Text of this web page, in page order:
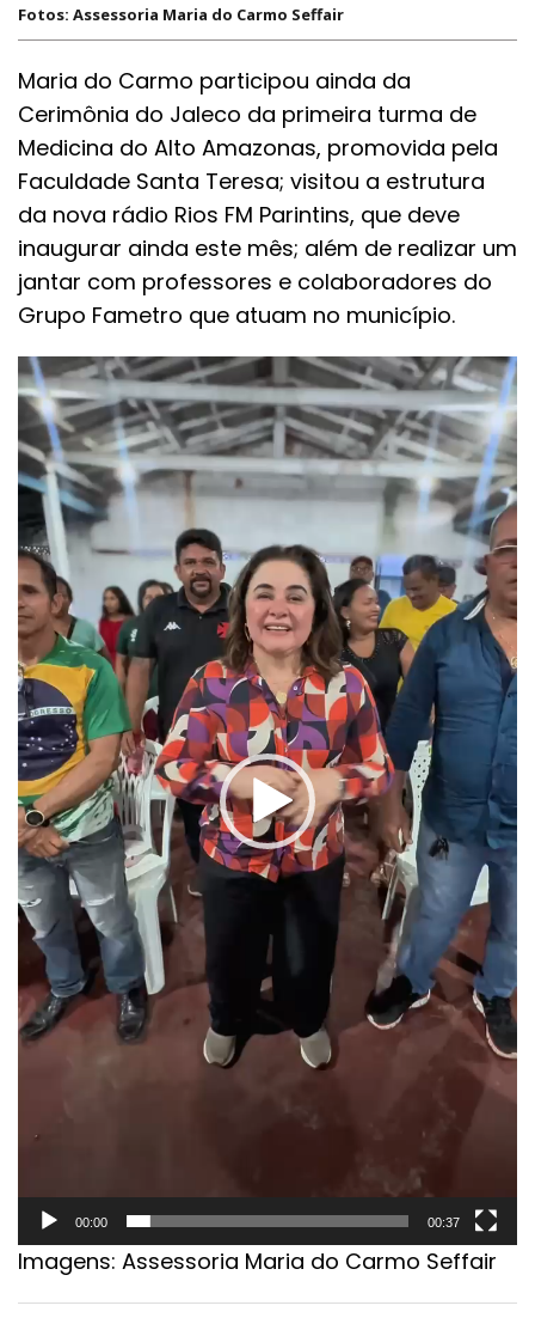
Fotos: Assessoria Maria do Carmo Seffair
Maria do Carmo participou ainda da
Cerimônia do Jaleco da primeira turma de
Medicina do Alto Amazonas, promovida pela
Faculdade Santa Teresa; visitou a estrutura
da nova rádio Rios FM Parintins, que deve
inaugurar ainda este mês; além de realizar um
jantar com professores e colaboradores do
Grupo Fametro que atuam no município.
Tocador
de
vídeo
00:00 00:37
Imagens: Assessoria Maria do Carmo Seffair